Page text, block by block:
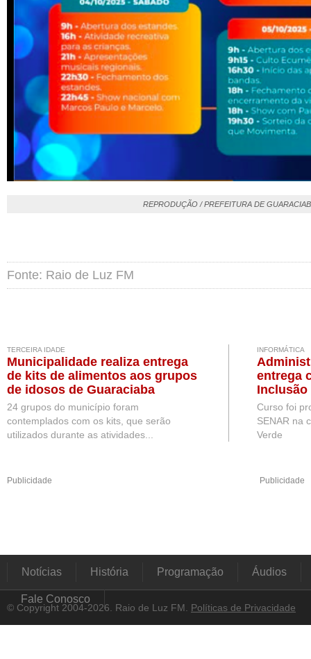
REPRODUÇÃO / PREFEITURA DE
Fonte: Raio de Luz FM
TERCEIRA IDADE
Municipalidade realiza entrega
de kits de alimentos aos grupos
de idosos de Guaraciaba
24 grupos do município foram
contemplados com os kits, que serão
utilizados durante as atividades...
INFORMÁTICA
entrega
Inclusão
Curso foi
SENAR na
Verde
Publicidade Publicidade
Notícias História Programação Áudios
Fale Conosco
© Copyright 2004-2026. Raio de Luz FM. Políticas de Privacidade